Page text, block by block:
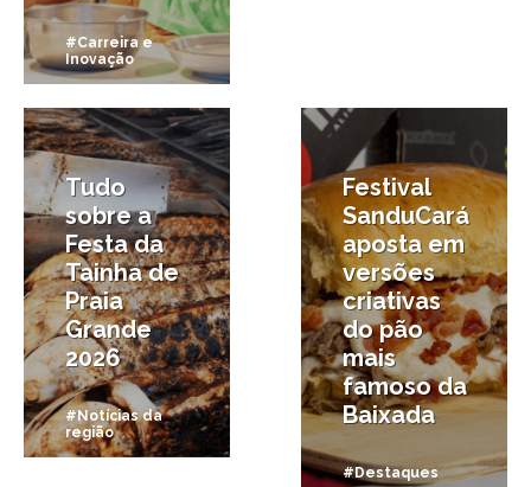
#Carreira e
Inovação
24/06/2026
Tudo
sobre a
Festa da
Tainha de
Praia
Grande
2026
#Notícias da
região
Festival
SanduCará
aposta em
versões
criativas
do pão
mais
famoso da
Baixada
#Destaques